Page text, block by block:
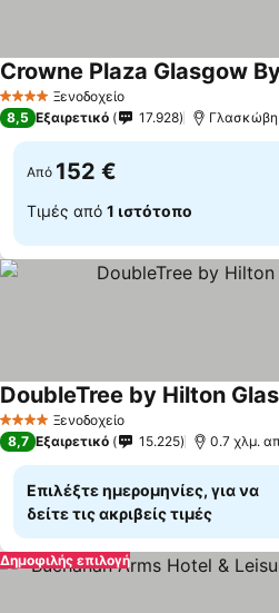
4 ΑστέριαΞενοδοχείο
Crowne Plaza Glasgow
8,5 Εξαιρετικό 17.928
Από 152 €
Τιμές από 1 ιστότοπο
4 ΑστέριαΞενοδοχείο
DoubleTree by Hilton
8,7 Εξαιρετικό 15.225 0.7 χλμ.
Επιλέξτε ημερομηνίες, για να
δείτε τις ακριβείς τιμές
Δημοφιλής επιλογή